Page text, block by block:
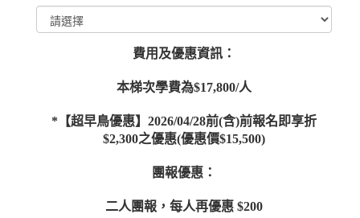
費用及優惠資訊：
本梯次學費為$17,800/人
*【超早鳥優惠】2026/04/28前(含)前報名即享折
$2,300之優惠(優惠價$15,500)
團報優惠：
二人團報，每人再優惠 $200